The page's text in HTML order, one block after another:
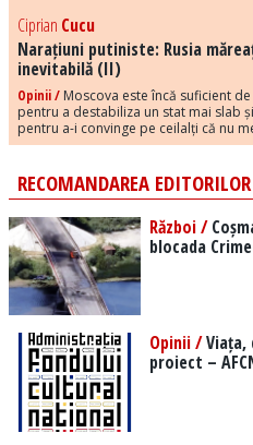
Ciprian Cucu
Narațiuni putiniste: Rusia
inevitabilă (II)
Opinii / Moscova este încă suficient
pentru a destabiliza un stat mai slab
pentru a-i convinge pe ceilalți că nu
RECOMANDAREA EDITORILOR
Război /
blocada
Opinii /Viața,
proiect –